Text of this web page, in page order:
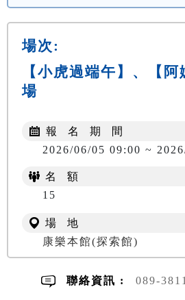
場次:
【小虎過端午】、【
場
報 名 期 間
2026/06/05 09:00 ~
名 額
15
場 地
康樂本館(探索館)
聯絡資訊 : 089-